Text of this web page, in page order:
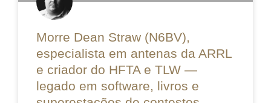
Morre Dean Straw (N6BV),
especialista em antenas da ARRL
e criador do HFTA e TLW —
legado em software, livros e